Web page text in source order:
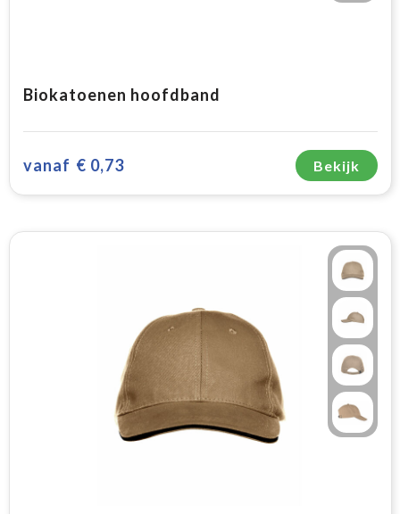
Biokatoenen hoofdband
vanaf € 0,73 Bekijk